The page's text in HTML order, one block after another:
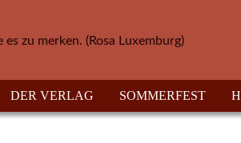
zu merken. (Rosa Luxemburg)
DER VERLAG SOMMERFEST